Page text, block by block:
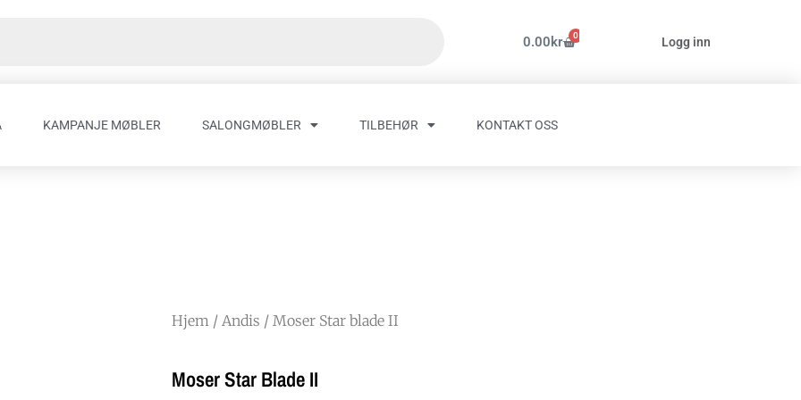
0.00kr 0
Handlekurv Logg inn
KAMPANJE MØBLER SALONGMØBLER TILBEHØR KONTAKT OSS
Hjem / Andis / Moser Star blade II
Moser Star Blade II